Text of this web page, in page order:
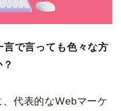
で言っても色々な方
代表的なWebマーケ